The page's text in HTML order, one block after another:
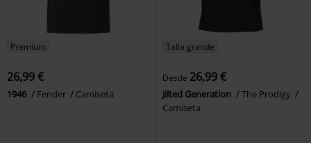
Premium
26,99 €
1946 Fender Camiseta
Talla grande
Desde 26,99 €
Jilted Generation
The Prodigy
Camiseta